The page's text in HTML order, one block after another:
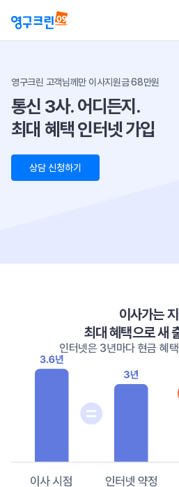
영구크린 고객님께만 이사지원금 68만원
통신 3사. 어디든지.
최대 혜택 인터넷 가입
상담 신청하기
이사가는
최대 혜택으로 새
인터넷은 3년마다 현금 혜